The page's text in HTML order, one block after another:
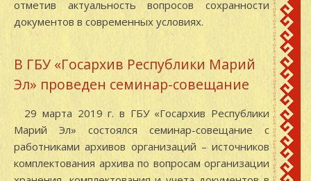
отметив актуальность вопросов сохранности
документов в современных условиях.
В ГБУ «Госархив Республики Марий
Эл» проведен семинар-совещание
29 марта 2019 г. в ГБУ «Госархив Республики
Марий Эл» состоялся семинар-совещание с
работниками архивов организаций – источников
комплектования архива по вопросам организации